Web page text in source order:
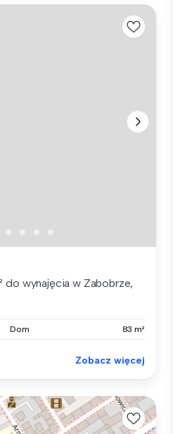
do wynajęcia w Zabobrze,
Dom 83 m²
Zobacz więcej